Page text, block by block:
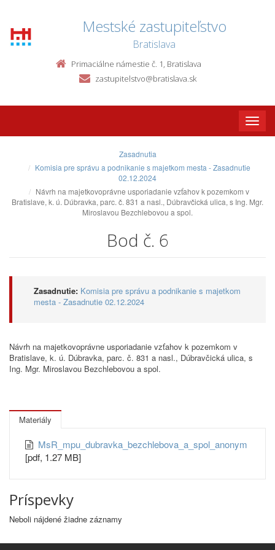
Mestské zastupiteľstvo
Bratislava
Primaciálne námestie č. 1, Bratislava
zastupitelstvo@bratislava.sk
Toggle
Zasadnutia
Komisia pre správu a podnikanie s majetkom mesta - Zasadnutie
02.12.2024
Návrh na majetkovoprávne usporiadanie vzťahov k pozemkom v
Bratislave, k. ú. Dúbravka, parc. č. 831 a nasl., Dúbravčická ulica, s Ing. Mgr.
Miroslavou Bezchlebovou a spol.
Bod č. 6
Zasadnutie: Komisia pre správu a podnikanie s majetkom
mesta - Zasadnutie 02.12.2024
Návrh na majetkovoprávne usporiadanie vzťahov k pozemkom v
Bratislave, k. ú. Dúbravka, parc. č. 831 a nasl., Dúbravčická ulica, s
Ing. Mgr. Miroslavou Bezchlebovou a spol.
Materiály
MsR_mpu_dubravka_bezchlebova_a_spol_anonym
[pdf, 1.27 MB]
Príspevky
Neboli nájdené žiadne záznamy